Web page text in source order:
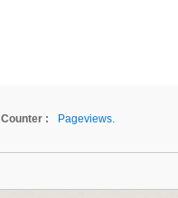
Counter :
Pageviews.